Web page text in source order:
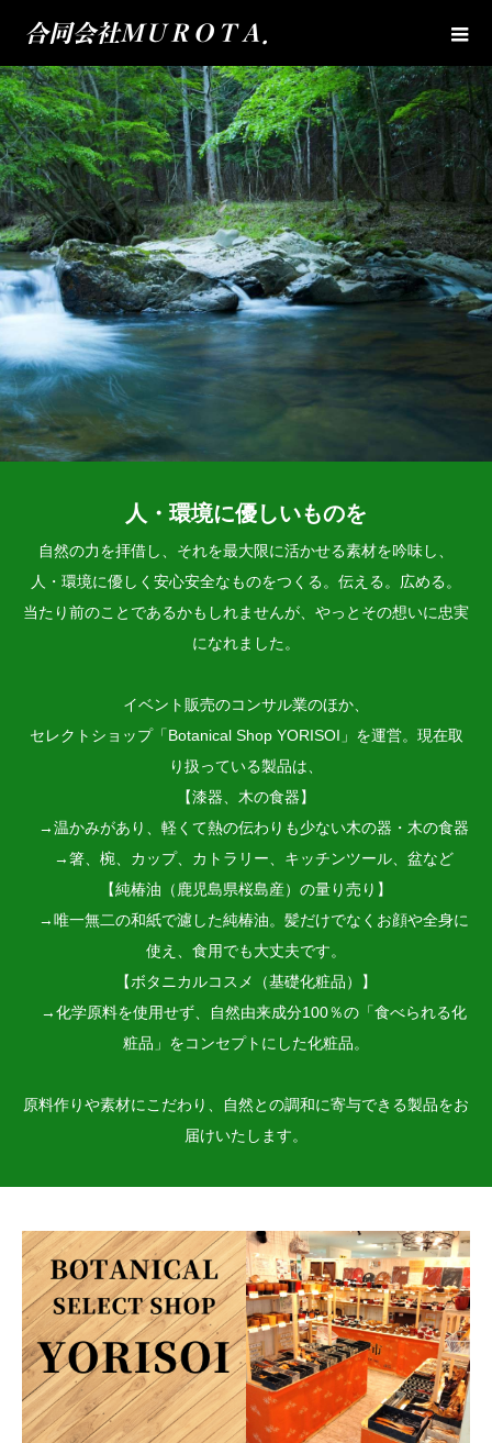
人・環境に優しいものを
自然の力を拝借し、それを最大限に活かせる素材を吟味し、
人・環境に優しく安心安全なものをつくる。伝える。広める。
当たり前のことであるかもしれませんが、やっとその想いに忠実
になれました。
イベント販売のコンサル業のほか、
セレクトショップ「Botanical Shop YORISOI」を運営。現在取
り扱っている製品は、
【漆器、木の食器】
→温かみがあり、軽くて熱の伝わりも少ない木の器・木の食器
→箸、椀、カップ、カトラリー、キッチンツール、盆など
【純椿油（鹿児島県桜島産）の量り売り】
→唯一無二の和紙で濾した純椿油。髪だけでなくお顔や全身に
使え、食用でも大丈夫です。
【ボタニカルコスメ（基礎化粧品）】
→化学原料を使用せず、自然由来成分100％の「食べられる化
粧品」をコンセプトにした化粧品。
原料作りや素材にこだわり、自然との調和に寄与できる製品をお
届けいたします。